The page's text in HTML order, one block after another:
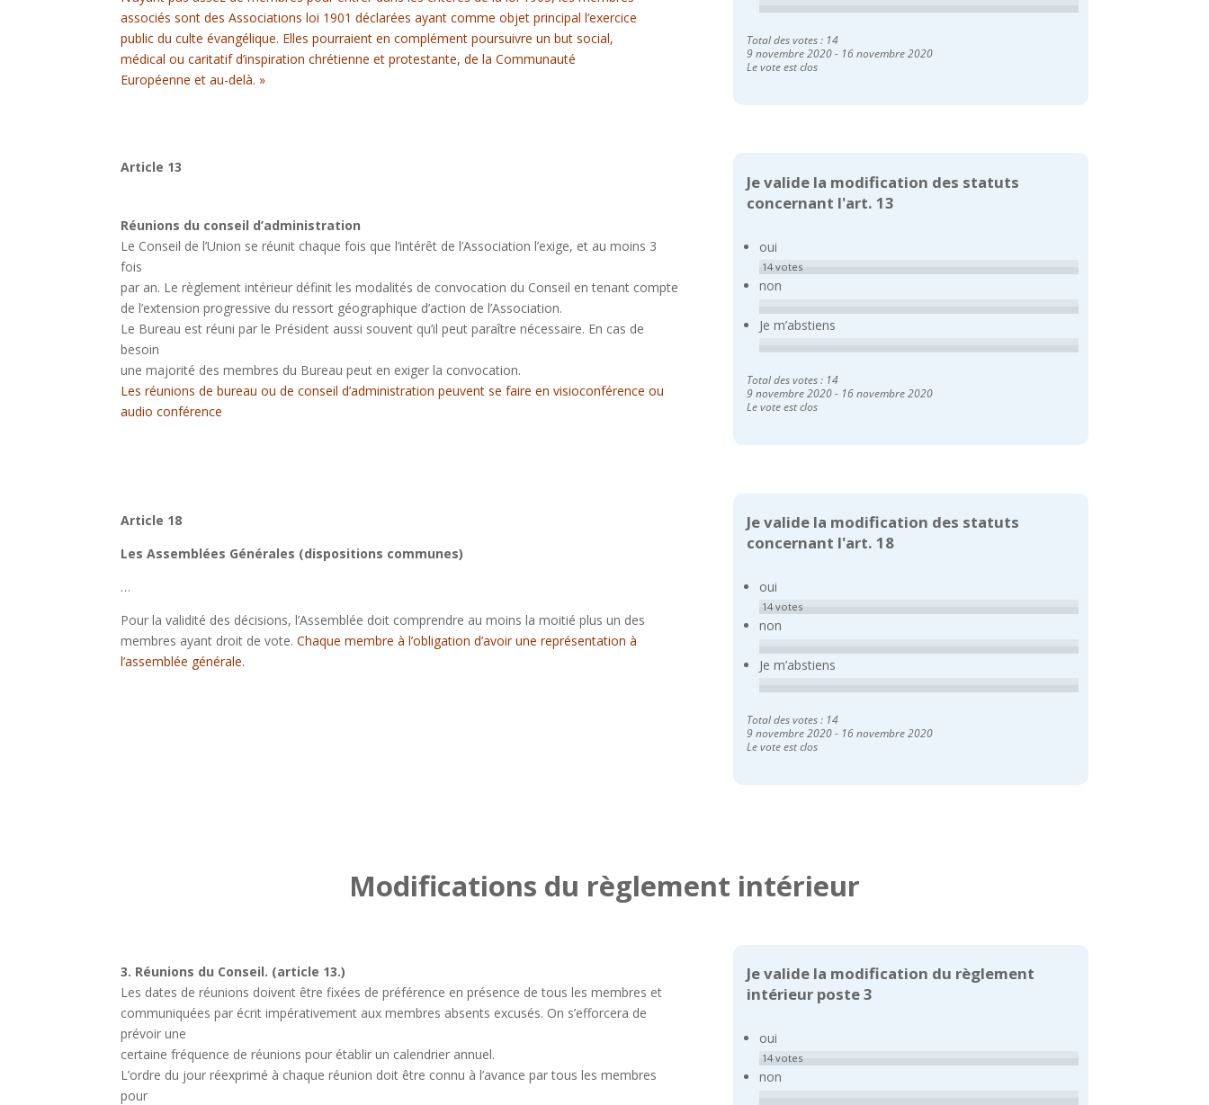
associés sont des Associations loi 1901 déclarées ayant comme objet principal l’exercice
public du culte évangélique. Elles pourraient en complément poursuivre un but social,
médical ou caritatif d’inspiration chrétienne et protestante, de la Communauté
Européenne et au-delà. »
Total des votes : 14
9 novembre 2020- 16 novembre 2020
Le vote est clos
Article 13
Réunions du conseil d’administration
Le Conseil de l’Union se réunit chaque fois que l’intérêt de l’Association l’exige, et au moins 3
fois
par an. Le règlement intérieur définit les modalités de convocation du Conseil en tenant compte
de l’extension progressive du ressort géographique d’action de l’Association.
Le Bureau est réuni par le Président aussi souvent qu’il peut paraître nécessaire. En cas de
besoin
une majorité des membres du Bureau peut en exiger la convocation.
Les réunions de bureau ou de conseil d’administration peuvent se faire en visioconférence ou
audio conférence
Je valide la modification des statuts
concernant l'art. 13
oui
14votes
non
Je m’abstiens
Total des votes : 14
9 novembre 2020- 16 novembre 2020
Le vote est clos
Article 18
Les Assemblées Générales (dispositions communes)
…
Pour la validité des décisions, l’Assemblée doit comprendre au moins la moitié plus un des
membres ayant droit de vote.Chaque membre à l’obligation d’avoir une représentation à
l’assemblée générale.
Je valide la modification des statuts
concernant l'art. 18
oui
14votes
non
Je m’abstiens
Total des votes : 14
9 novembre 2020- 16 novembre 2020
Le vote est clos
Modifications du règlement intérieur
3. Réunions du Conseil. (article 13.)
Les dates de réunions doivent être fixées de préférence en présence de tous les membres et
communiquées par écrit impérativement aux membres absents excusés. On s’efforcera de
prévoir une
certaine fréquence de réunions pour établir un calendrier annuel.
L’ordre du jour réexprimé à chaque réunion doit être connu à l’avance par tous les membres
pour
Je valide la modification du règlement
intérieur poste 3
oui
14votes
non